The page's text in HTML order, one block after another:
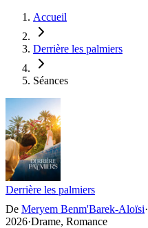
Accueil
Derrière les palmiers
Séances
Derrière les palmiers
De Meryem Benm'Barek-Aloïsi·
2026·Drame, Romance